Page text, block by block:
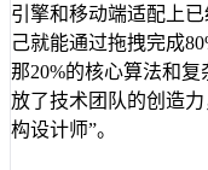
引擎和移动端适配上
己就能通过拖拽完成
那20%的核心算法和
放了技术团队的创造
构设计师”。